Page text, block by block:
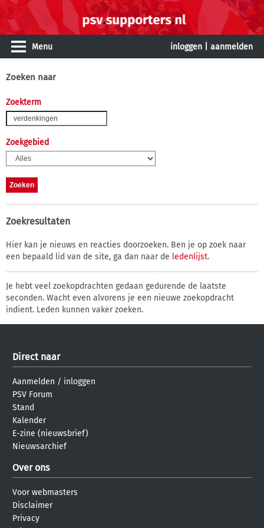
Menu inloggen aanmelden
Zoeken naar
Zoekterm
Zoekgebied
Zoekresultaten
Hier kan je nieuws en reacties doorzoeken. Ben je op zoek naar
een bepaald lid van de site, ga dan naar de ledenlijst.
Je hebt veel zoekopdrachten gedaan gedurende de laatste
seconden. Wacht even alvorens je een nieuwe zoekopdracht
indient. Leden kunnen vaker zoeken.
Direct naar
Aanmelden / inloggen
PSV Forum
Stand
Kalender
E-zine (nieuwsbrief)
Nieuwsarchief
Over ons
Voor webmasters
Disclaimer
Privacy